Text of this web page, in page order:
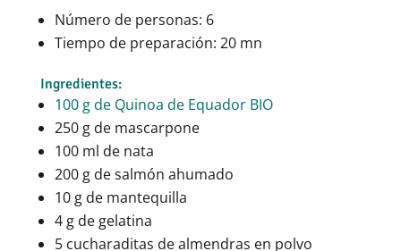
Número de personas: 6
Tiempo de preparación: 20 mn
Ingredientes:
100 g de Quinoa de Equador BIO
250 g de mascarpone
100 ml de nata
200 g de salmón ahumado
10 g de mantequilla
4 g de gelatina
5 cucharaditas de almendras en polvo